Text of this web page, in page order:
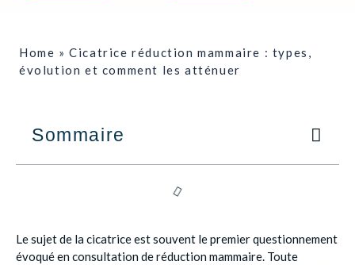
Home »Cicatrice réduction mammaire : types,
évolution et comment les atténuer
Sommaire
Le sujet de la cicatrice est souvent le premier questionnement
évoqué en consultation de réduction mammaire. Toute